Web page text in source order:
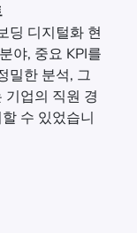
딩 디지털화 현
야, 중요 KPI를
밀한 분석, 그
업의 직원 경
수 있었습니